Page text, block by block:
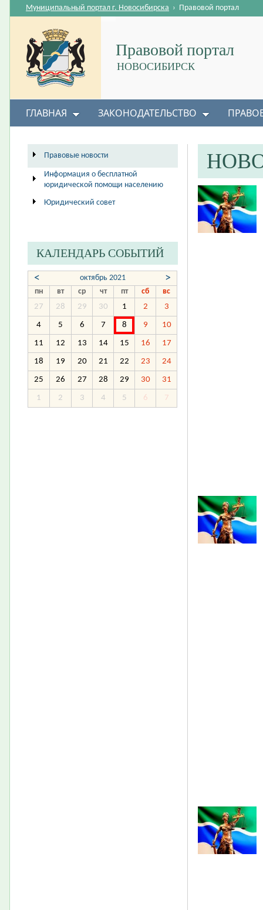
Правовой портал
НОВОСИБИРСК
Муниципальный портал г. Новосибирска › Правовой портал
ГЛАВНАЯ ЗАКОНОДАТЕЛЬСТВО
Правовые новости
Информация о бесплатной
юридической помощи населению
Юридический совет
КАЛЕНДАРЬ СОБЫТИЙ
< октябрь 2021 >
пн вт ср чт пт сб
вс
27
28 29 30 1 2 3
4 5 6 7 8 9 10
11 12 13 14 15 16 17
18 19 20 21 22 23 24
25 26 27 28 29 30 31
1 2 3 4 5 6 7